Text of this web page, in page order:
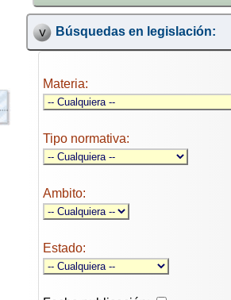
Búsquedas en legislación:
Materia:
Tipo normativa:
Ambito:
Estado: